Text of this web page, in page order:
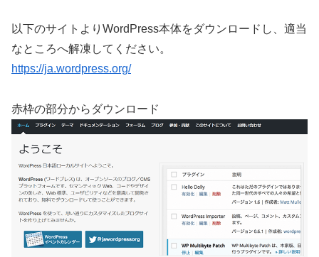
以下のサイトよりWordPress本体をダウンロードし、適当
なところへ解凍してください。
https://ja.wordpress.org/
赤枠の部分からダウンロード